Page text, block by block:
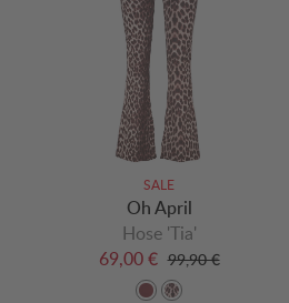
SALE
Oh April
Hose 'Tia'
69,00 € 99,90 €